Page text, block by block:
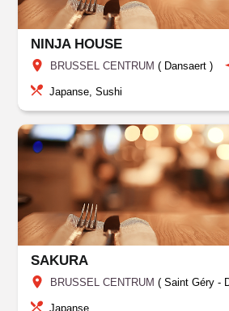
NINJA HOUSE
BRUSSEL CENTRUM ( Dansaert )
Japanse, Sushi
SAKURA
BRUSSEL CENTRUM (Saint Géry -
Japanse